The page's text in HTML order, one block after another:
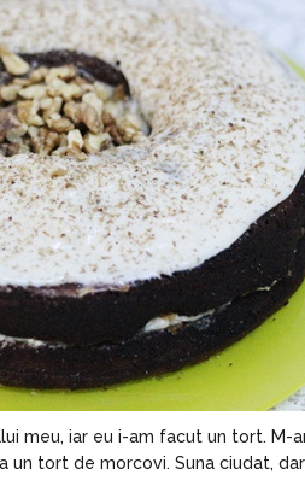
meu, iar eu i-am facut un tort. M-
un tort de morcovi. Suna ciudat,